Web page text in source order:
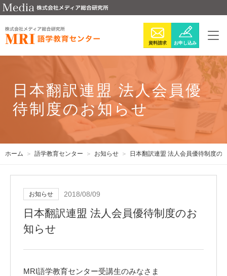
お申し込み
資料請求
日本翻訳連盟 法人会員優
待制度のお知らせ
ホーム 語学教育センター お知らせ 日本翻訳連盟 法人会員優待制度の
お知らせ 2018/08/09
日本翻訳連盟 法人会員優待制度のお
知らせ
MRI語学教育センター受講生のみなさま